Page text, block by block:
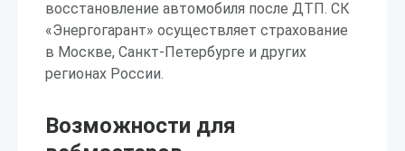
восстановление автомобиля после ДТП. СК
«Энергогарант» осуществляет страхование
в Москве, Санкт-Петербурге и других
регионах России.
Возможности для